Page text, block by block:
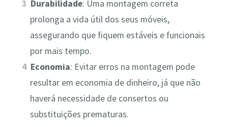
Durabilidade: Uma montagem correta
prolonga a vida útil dos seus móveis,
assegurando que fiquem estáveis e funcionais
por mais tempo.
Economia: Evitar erros na montagem pode
resultar em economia de dinheiro, já que não
haverá necessidade de consertos ou
substituições prematuras.